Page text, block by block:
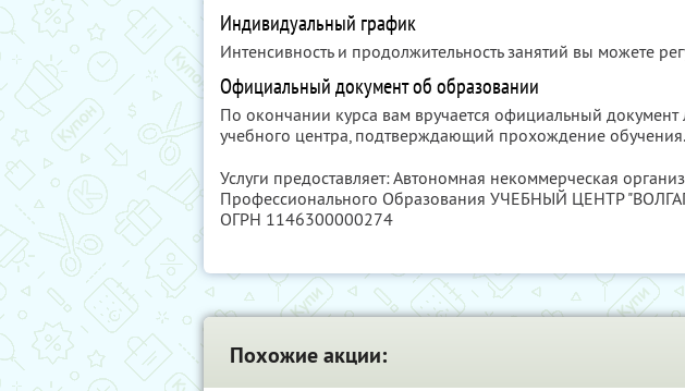
Индивидуальный график
Интенсивность и продолжительность занятий вы можете
Официальный документ об образовании
По окончании курса вам вручается официальный
учебного центра, подтверждающий прохождение обучения.
Услуги предоставляет: Автономная некоммерческая
Профессионального Образования УЧЕБНЫЙ ЦЕНТР
ОГРН 1146300000274
Похожие акции: